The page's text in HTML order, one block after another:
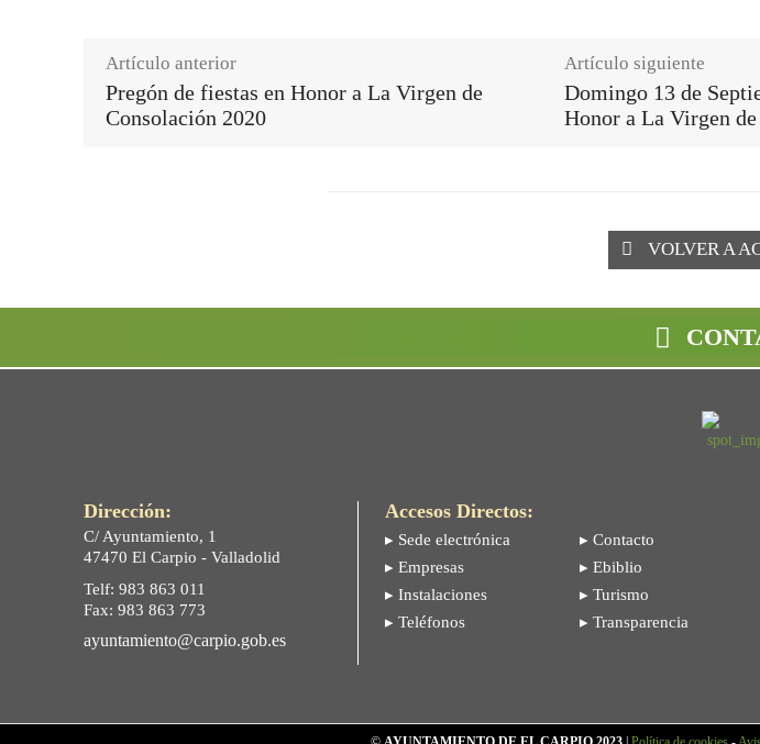
Artículo anterior
Pregón de fiestas en Honor a La Virgen de
Consolación 2020
Artículo siguiente
Domingo 13 de
Honor a La Virgen
VOLVER A
Dirección:
C/ Ayuntamiento, 1
47470 El Carpio - Valladolid
Telf: 983 863 011
Fax: 983 863 773
ayuntamiento@carpio.gob.es
Accesos Directos:
▸ Sede electrónica
▸ Empresas
▸ Instalaciones
▸ Teléfonos
▸ Contacto
▸ Ebiblio
▸ Turismo
▸ Transparencia